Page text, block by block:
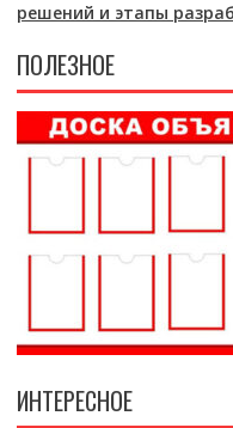
решений и этапы
ПОЛЕЗНОЕ
ИНТЕРЕСНОЕ